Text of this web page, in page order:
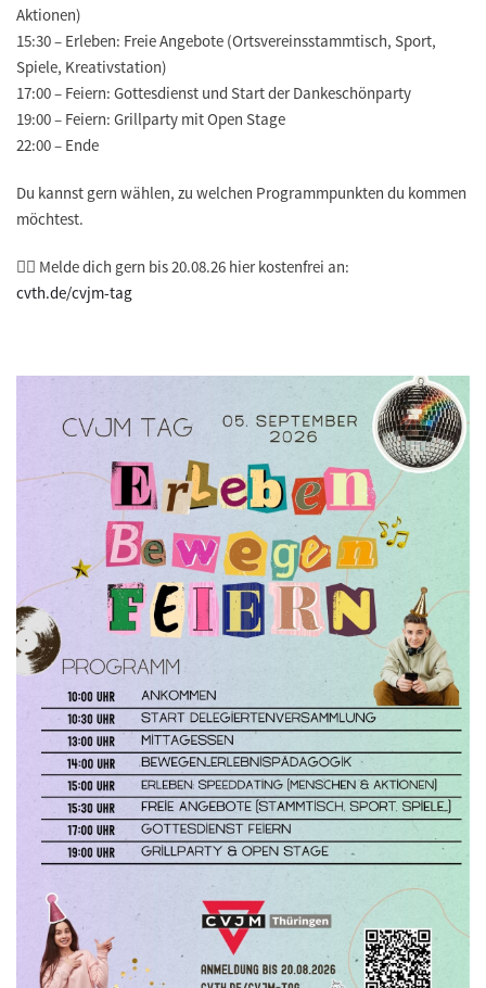
Aktionen)
15:30 – Erleben: Freie Angebote (Ortsvereinsstammtisch, Sport,
Spiele, Kreativstation)
17:00 – Feiern: Gottesdienst und Start der Dankeschönparty
19:00 – Feiern: Grillparty mit Open Stage
22:00 – Ende
Du kannst gern wählen, zu welchen Programmpunkten du kommen
möchtest.
🐦‍🔥 Melde dich gern bis 20.08.26 hier kostenfrei an:
cvth.de/cvjm-tag